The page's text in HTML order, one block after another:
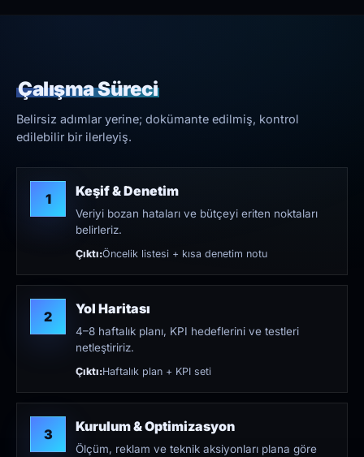
Çalışma Süreci
Belirsiz adımlar yerine; dokümante edilmiş, kontrol
edilebilir bir ilerleyiş.
1 Keşif & Denetim
Veriyi bozan hataları ve bütçeyi eriten noktaları
belirleriz.
Çıktı:Öncelik listesi + kısa denetim notu
2 Yol Haritası
4–8 haftalık planı, KPI hedeflerini ve testleri
netleştiririz.
Çıktı:Haftalık plan + KPI seti
3 Kurulum & Optimizasyon
Ölçüm, reklam ve teknik aksiyonları plana göre